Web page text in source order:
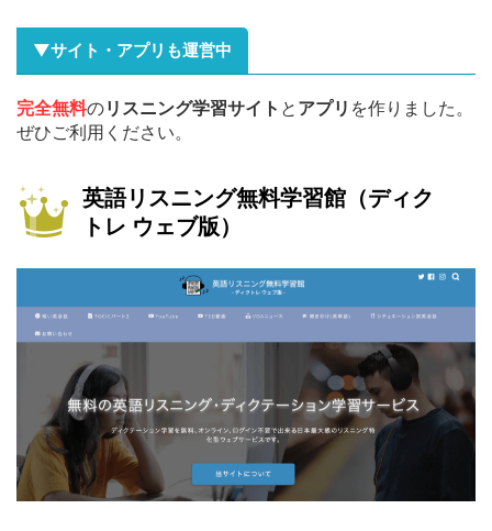
▼サイト・アプリも運営中
完全無料のリスニング学習サイト と アプリ を作りました。
ぜひご利用ください。
英語リスニング無料学習館（ディク
トレ ウェブ版）